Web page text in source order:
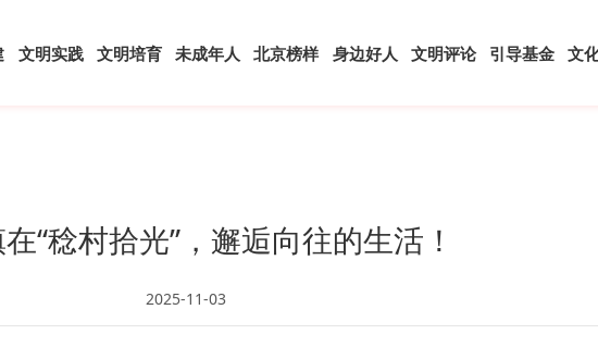
文明实践 文明培育 未成年人 北京榜样 身边好人 文明评论 引导基金 文
“稔村拾光”，邂逅向往的生活！
2025-11-03